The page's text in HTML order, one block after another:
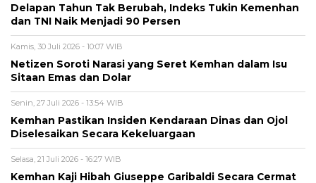
Delapan Tahun Tak Berubah, Indeks Tukin Kemenhan
dan TNI Naik Menjadi 90 Persen
Kamis, 30 Juli 2026 - 10:07 WIB
Netizen Soroti Narasi yang Seret Kemhan dalam Isu
Sitaan Emas dan Dolar
Senin, 27 Juli 2026 - 13:54 WIB
Kemhan Pastikan Insiden Kendaraan Dinas dan Ojol
Diselesaikan Secara Kekeluargaan
Selasa, 21 Juli 2026 - 16:27 WIB
Kemhan Kaji Hibah Giuseppe Garibaldi Secara Cermat